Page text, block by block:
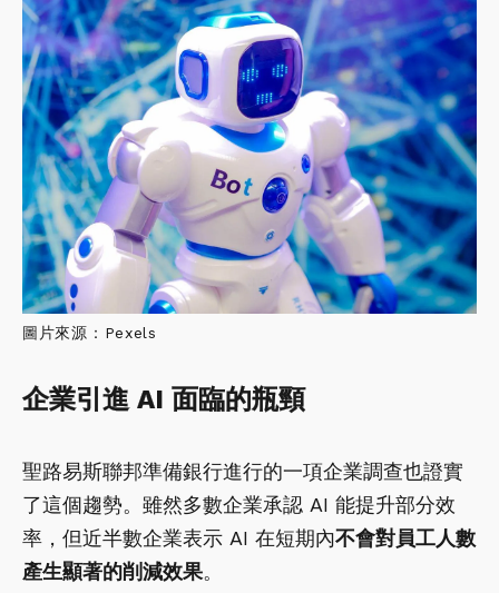
圖片來源：Pexels
企業引進AI 面臨的瓶頸
聖路易斯聯邦準備銀行進行的一項企業調查也證實
了這個趨勢。雖然多數企業承認 AI 能提升部分效
率，但近半數企業表示 AI 在短期內不會對員工人數
產生顯著的削減效果。